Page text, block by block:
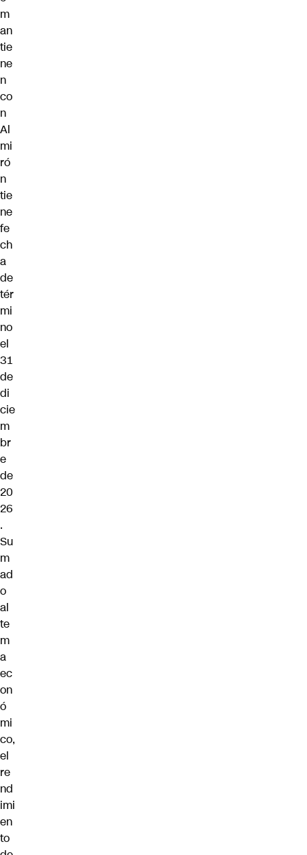
m
an
tie
ne
n
co
n
Al
mi
ró
n
tie
ne
fe
ch
a
de
tér
mi
no
el
31
de
di
cie
m
br
e
de
20
26
.
Su
m
ad
o
al
te
m
a
ec
on
ó
mi
co,
el
re
nd
imi
en
to